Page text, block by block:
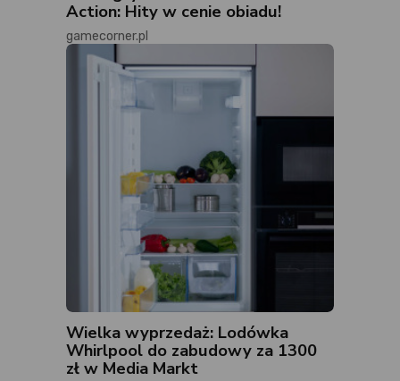
Action: Hity w cenie obiadu!
gamecorner.pl
Wielka wyprzedaż: Lodówka
Whirlpool do zabudowy za 1300
zł w Media Markt